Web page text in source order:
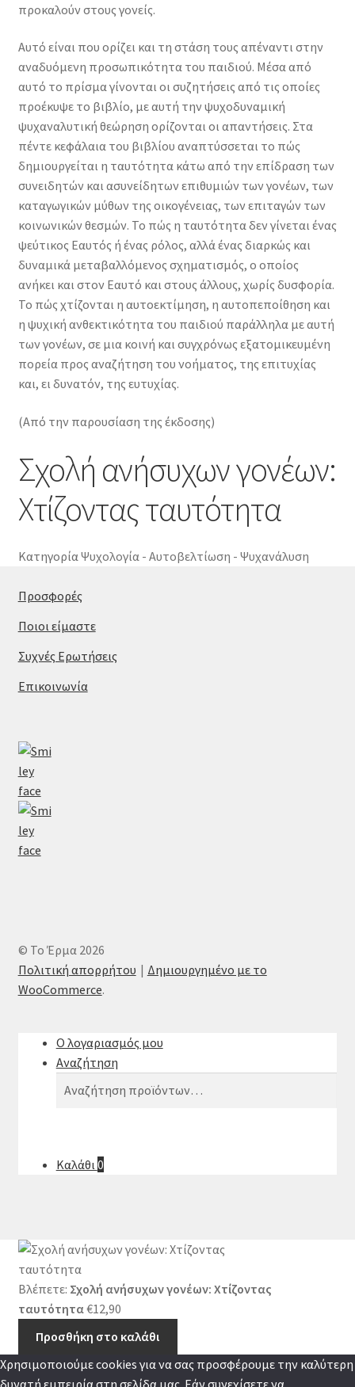
προκαλούν στους γονείς.
Αυτό είναι που ορίζει και τη στάση τους απέναντι στην
αναδυόμενη προσωπικότητα του παιδιού. Μέσα από
αυτό το πρίσμα γίνονται οι συζητήσεις από τις οποίες
προέκυψε το βιβλίο, με αυτή την ψυχοδυναμική
ψυχαναλυτική θεώρηση ορίζονται οι απαντήσεις. Στα
πέντε κεφάλαια του βιβλίου αναπτύσσεται το πώς
δημιουργείται η ταυτότητα κάτω από την επίδραση των
συνειδητών και ασυνείδητων επιθυμιών των γονέων, των
καταγωγικών μύθων της οικογένειας, των επιταγών των
κοινωνικών θεσμών. Το πώς η ταυτότητα δεν γίνεται ένας
ψεύτικος Εαυτός ή ένας ρόλος, αλλά ένας διαρκώς και
δυναμικά μεταβαλλόμενος σχηματισμός, ο οποίος
ανήκει και στον Εαυτό και στους άλλους, χωρίς δυσφορία.
Το πώς χτίζονται η αυτοεκτίμηση, η αυτοπεποίθηση και
η ψυχική ανθεκτικότητα του παιδιού παράλληλα με αυτή
των γονέων, σε μια κοινή και συγχρόνως εξατομικευμένη
πορεία προς αναζήτηση του νοήματος, της επιτυχίας
και, ει δυνατόν, της ευτυχίας.
(Από την παρουσίαση της έκδοσης)
Σχολή ανήσυχων γονέων:
Χτίζοντας ταυτότητα
ΚατηγορίαΨυχολογία - Αυτοβελτίωση - Ψυχανάλυση
Προσφορές
Ποιοι είμαστε
Συχνές Ερωτήσεις
Επικοινωνία
© Το Έρμα 2026
Πολιτική απορρήτου
Δημιουργημένο με το
WooCommerce.
Ο λογαριασμός μου
Αναζήτηση
Αναζήτηση
Αναζήτηση
Καλάθι0
Βλέπετε: Σχολή ανήσυχων γονέων: Χτίζοντας
ταυτότητα€12,90
Προσθήκη στο καλάθι
Χρησιμοποιούμε cookies για να σας προσφέρουμε την καλύτερη